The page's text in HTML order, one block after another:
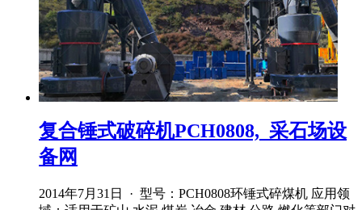
复合锤式破碎机PCH0808,_采石场设
备网
2014年7月31日 · 型号：PCH0808环锤式碎煤机 应用领